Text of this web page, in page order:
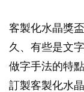
客製化水晶獎
久、有些是文
做字手法的特
訂製客製化水晶